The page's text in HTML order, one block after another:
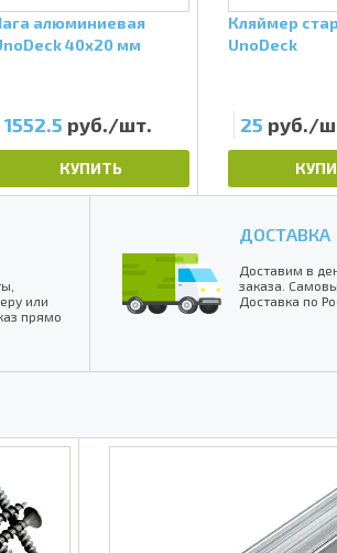
алюминиевая
40x20 мм
1552.5 руб./шт.
КУПИТЬ
Кляймер
UnoDeck
25 руб./
или
прямо
ДОСТАВКА
Доставим в
заказа.
Доставка по